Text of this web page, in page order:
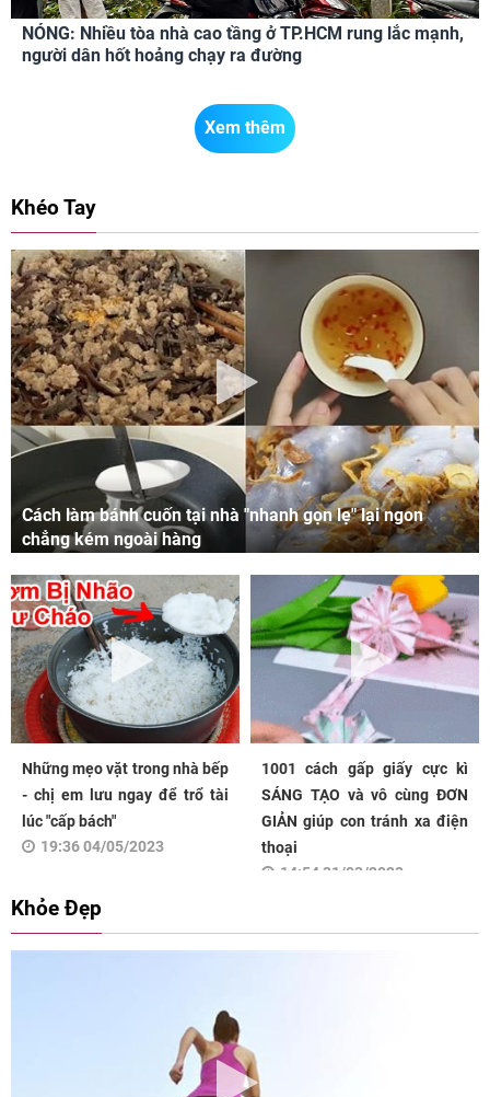
NÓNG: Nhiều tòa nhà cao tầng ở TP.HCM rung lắc mạnh,
người dân hốt hoảng chạy ra đường
Xem thêm
Khéo Tay
Cách làm bánh cuốn tại nhà "nhanh gọn lẹ" lại ngon
chẳng kém ngoài hàng
Những mẹo vặt trong nhà bếp
- chị em lưu ngay để trổ tài
lúc "cấp bách"
19:36 04/05/2023
1001 cách gấp giấy cực kì
SÁNG TẠO và vô cùng ĐƠN
GIẢN giúp con tránh xa điện
thoại
14:54 31/03/2023
Khỏe Đẹp